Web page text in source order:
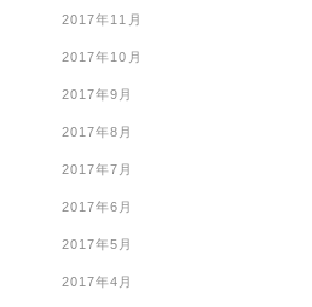
2017年11月
2017年10月
2017年9月
2017年8月
2017年7月
2017年6月
2017年5月
2017年4月